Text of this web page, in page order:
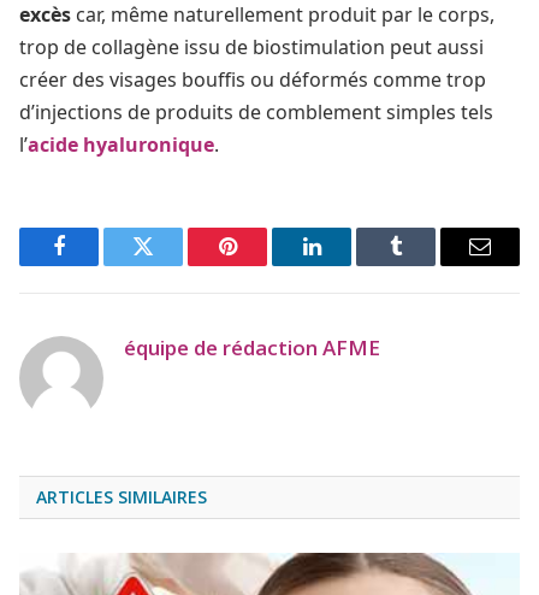
excès car, même naturellement produit par le corps,
trop de collagène issu de biostimulation peut aussi
créer des visages bouffis ou déformés comme trop
d’injections de produits de comblement simples tels
l’acide hyaluronique.
FacebookTwitter Pinterest LinkedIn Tumblr Email
équipe de rédaction AFME
ARTICLES SIMILAIRES